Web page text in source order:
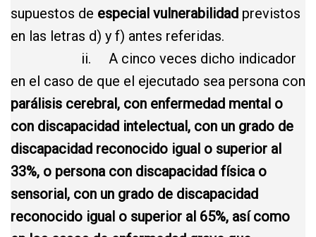
supuestos de especial vulnerabilidad previstos
en las letras d) y f) antes referidas.
ii. A cinco veces dicho indicador
en el caso de que el ejecutado sea persona con
parálisis cerebral, con enfermedad mental o
con discapacidad intelectual, con un grado de
discapacidad reconocido igual o superior al
33%, o persona con discapacidad física o
sensorial, con un grado de discapacidad
reconocido igual o superior al 65%, así como